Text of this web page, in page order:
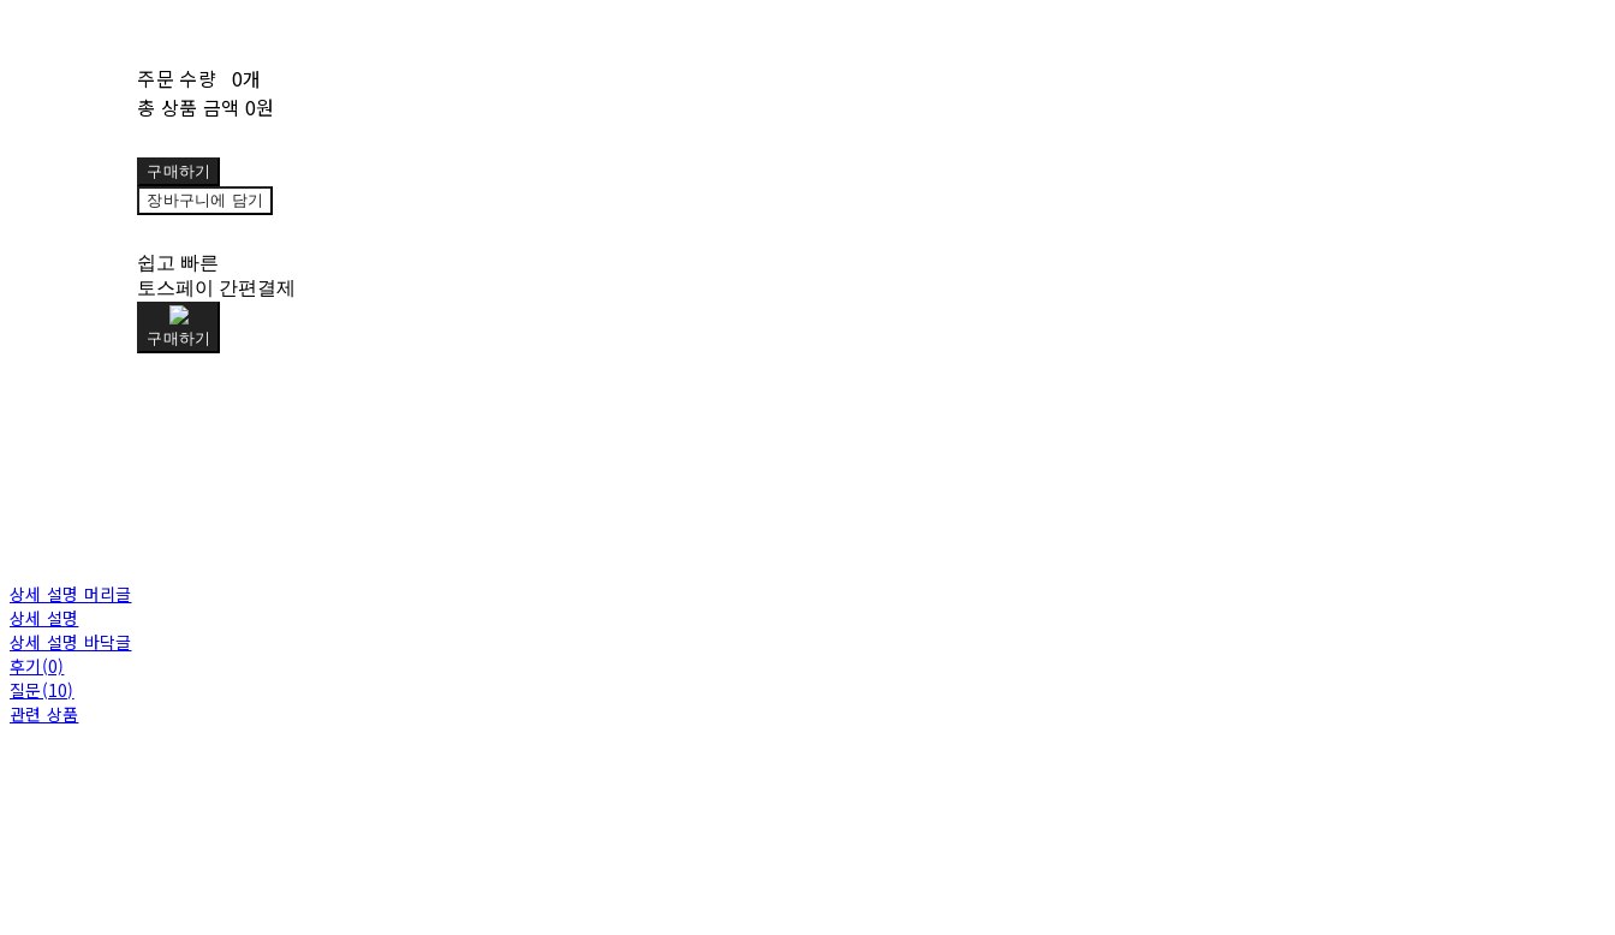
주문 수량 0개
총 상품 금액 0원
구매하기
장바구니에 담기
쉽고 빠른
토스페이 간편결제
구매하기
상세 설명 머리글
상세 설명
상세 설명 바닥글
후기(0)
질문(10)
관련 상품